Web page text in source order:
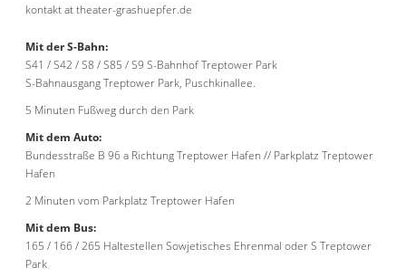
kontakt at theater-grashuepfer.de
Mit der S-Bahn:
S41 / S42 / S8 / S85 / S9 S-Bahnhof Treptower Park
S-Bahnausgang Treptower Park, Puschkinallee.
5 Minuten Fußweg durch den Park
Mit dem Auto:
Bundesstraße B 96 a Richtung Treptower Hafen // Parkplatz Treptower
Hafen
2 Minuten vom Parkplatz Treptower Hafen
Mit dem Bus:
165 / 166 / 265 Haltestellen Sowjetisches Ehrenmal oder S Treptower
Park